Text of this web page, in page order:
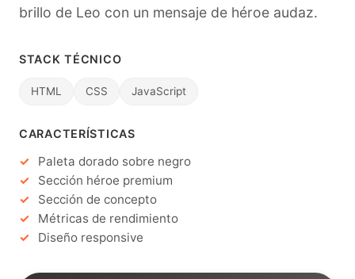
brillo de Leo con un mensaje de héroe audaz.
STACK TÉCNICO
HTML CSS JavaScript
CARACTERÍSTICAS
Paleta dorado sobre negro
Sección héroe premium
Sección de concepto
Métricas de rendimiento
Diseño responsive